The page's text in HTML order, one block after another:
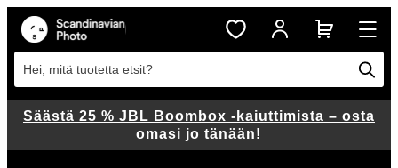
Hei, mitä tuotetta etsit?
Säästä 25 % JBL Boombox -kaiuttimista – osta
omasi jo tänään!